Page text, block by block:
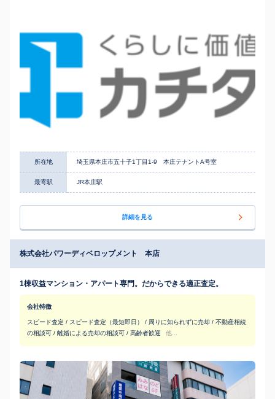
所在地 埼玉県本庄市五十子1丁目1-9 本庄テナントA号室
最寄駅 JR本庄駅
詳細を見る
株式会社パワーディベロップメント 本店
1棟収益マンション・アパート専門。だからできる適正査定。
会社特徴
スピード査定 / スピード査定（最短即日） / 周りに知られずに売却 / 不動産相続
の相談可 / 離婚による売却の相談可 / 高齢者歓迎
他...